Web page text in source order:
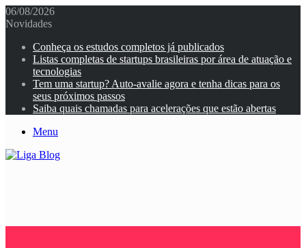
06/08/2026
Novidades
Conheça os estudos completos já publicados
Listas completas de startups brasileiras por área de atuação e
tecnologias
Tem uma startup? Auto-avalie agora e tenha dicas para os
seus próximos passos
Saiba quais chamadas para acelerações que estão abertas
Menu